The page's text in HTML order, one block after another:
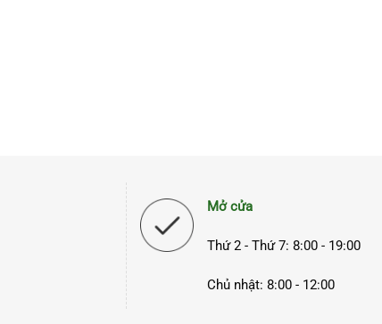
Mở cửa
Thứ 2 - Thứ 7: 8:00 - 19:00
Chủ nhật: 8:00 - 12:00